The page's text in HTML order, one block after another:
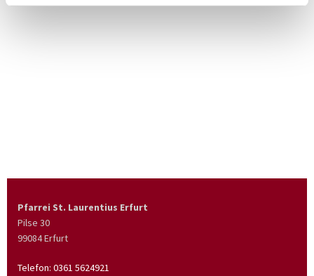
Pfarrei St. Laurentius Erfurt
Pilse 30
99084 Erfurt
Telefon: 0361 5624921